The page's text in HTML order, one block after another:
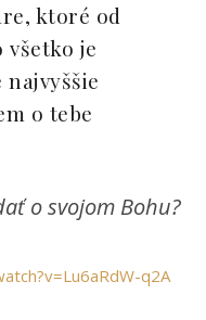
ktoré od
všetko je
najvyššie
o tebe
o svojom Bohu?
q2A